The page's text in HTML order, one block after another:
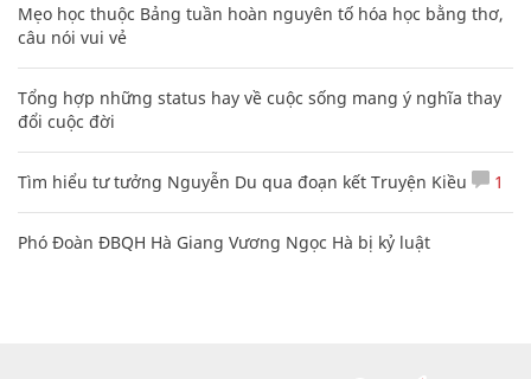
Mẹo học thuộc Bảng tuần hoàn nguyên tố hóa học bằng thơ,
câu nói vui vẻ
Tổng hợp những status hay về cuộc sống mang ý nghĩa thay
đổi cuộc đời
Tìm hiểu tư tưởng Nguyễn Du qua đoạn kết Truyện Kiều 1
Phó Đoàn ĐBQH Hà Giang Vương Ngọc Hà bị kỷ luật